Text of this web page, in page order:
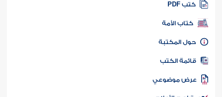
كتب PDF
كتاب الأمة
المكتبة
الكتب